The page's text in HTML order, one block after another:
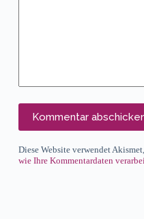
Kommentar
Diese Website verwendet
wie Ihre Kommentardaten